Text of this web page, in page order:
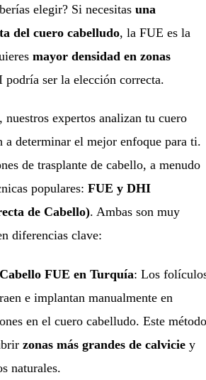
elegir? Si necesitas una
del cuero cabelludo, la FUE es la
mayor densidad en zonas
podría ser la elección correcta.
, nuestros expertos analizan tu cuero
a determinar el mejor enfoque para ti.
de trasplante de cabello, a menudo
populares: FUE y DHI
de Cabello). Ambas son muy
diferencias clave:
FUE en Turquía: Los
e implantan manualmente en
en el cuero cabelludo. Este
zonas más grandes de calvicie y
naturales.